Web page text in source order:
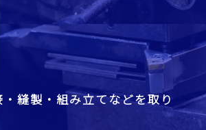
縫製・組み立てなどを取り